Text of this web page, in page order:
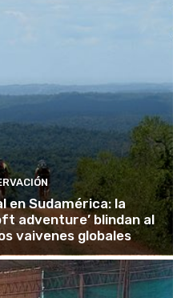
Sudamérica: la
adventure’ blindan al
vaivenes globales